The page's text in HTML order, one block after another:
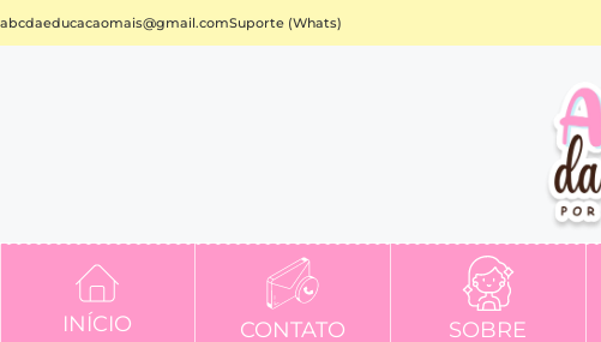
abcdaeducacaomais@gmail.comSuporte (Whats)
INÍCIO CONTATO SOBRE